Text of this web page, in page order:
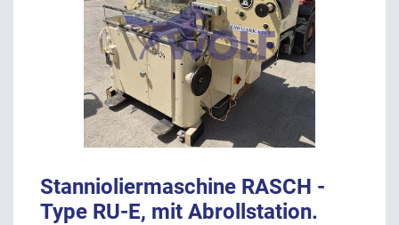
Stannioliermaschine RASCH -
Type RU-E, mit Abrollstation.